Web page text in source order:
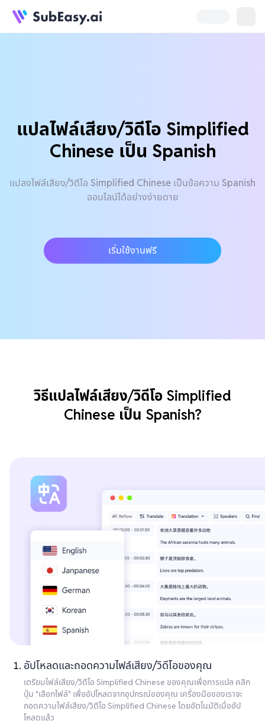
แปลไฟล์เสียง/วิดีโอ Simplified
Chinese เป็น Spanish
แปลงไฟล์เสียง/วิดีโอ Simplified Chinese เป็นข้อความ Spanish
ออนไลน์ได้อย่างง่ายดาย
เริ่มใช้งานฟรี
วิธีแปลไฟล์เสียง/วิดีโอ Simplified
Chinese เป็น Spanish?
อัปโหลดและถอดความไฟล์เสียง/วิดีโอของคุณ
เตรียมไฟล์เสียง/วิดีโอ Simplified Chinese ของคุณเพื่อการแปล คลิก
ปุ่ม "เลือกไฟล์" เพื่ออัปโหลดจากอุปกรณ์ของคุณ เครื่องมือของเราจะ
ถอดความไฟล์เสียง/วิดีโอ Simplified Chinese โดยอัตโนมัติเมื่ออัป
โหลดแล้ว